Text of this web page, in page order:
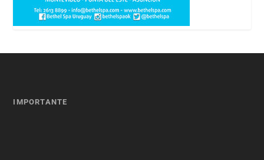
IMPORTANTE